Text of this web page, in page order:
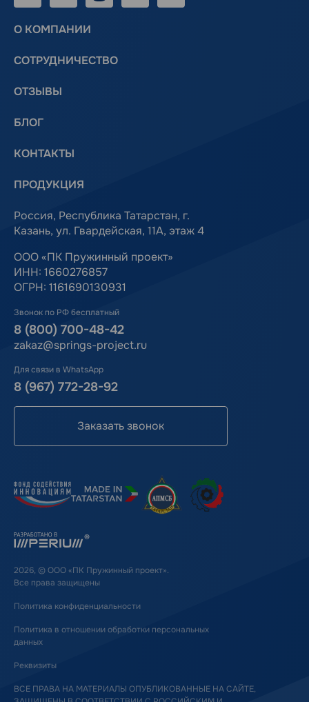
О КОМПАНИИ
СОТРУДНИЧЕСТВО
ОТЗЫВЫ
БЛОГ
КОНТАКТЫ
ПРОДУКЦИЯ
Россия, Республика Татарстан, г.
Казань, ул. Гвардейская, 11А, этаж 4
ООО «ПК Пружинный проект»
ИНН: 1660276857
ОГРН: 1161690130931
Звонок по РФ бесплатный
8 (800) 700-48-42
zakaz@springs-project.ru
Для связи в WhatsApp
8 (967) 772-28-92
Заказать звонок
2026, © ООО «ПК Пружинный проект».
Все права защищены
Политика конфиденциальности
Политика в отношении обработки персональных
данных
Реквизиты
ВСЕ ПРАВА НА МАТЕРИАЛЫ ОПУБЛИКОВАННЫЕ НА САЙТЕ,